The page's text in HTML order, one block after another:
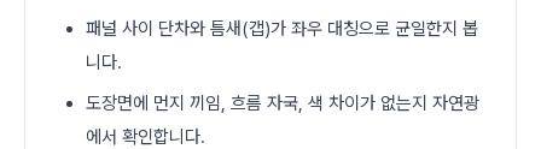
패널 사이 단차와 틈새(갭)가 좌우 대칭으로 균일한지 봅
니다.
도장면에 먼지 끼임, 흐름 자국, 색 차이가 없는지 자연광
에서 확인합니다.